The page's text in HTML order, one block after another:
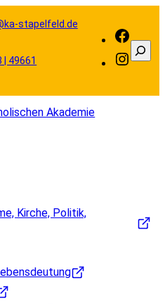
stapelfeld.de
49661
Kirche, Politik,